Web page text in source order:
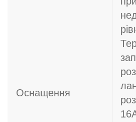
Оснащення